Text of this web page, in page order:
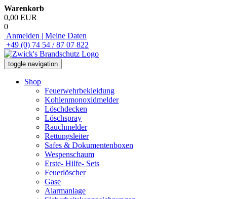
Warenkorb
0,00 EUR
0
Anmelden | Meine Daten
+49 (0) 74 54 / 87 07 822
toggle navigation
Shop
Feuerwehrbekleidung
Kohlenmonoxidmelder
Löschdecken
Löschspray
Rauchmelder
Rettungsleiter
Safes & Dokumentenboxen
Wespenschaum
Erste- Hilfe- Sets
Feuerlöscher
Gase
Alarmanlage